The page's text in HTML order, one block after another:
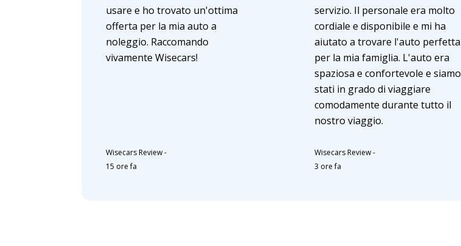
usare e ho trovato un'ottima
offerta per la mia auto a
noleggio. Raccomando
vivamente Wisecars!
Wisecars Review-
15 ore fa
servizio. Il personale era molto
cordiale e disponibile e mi ha
aiutato a trovare l'auto perfetta
per la mia famiglia. L'auto era
spaziosa e confortevole e siamo
stati in grado di viaggiare
comodamente durante tutto il
nostro viaggio.
Wisecars Review-
3 ore fa